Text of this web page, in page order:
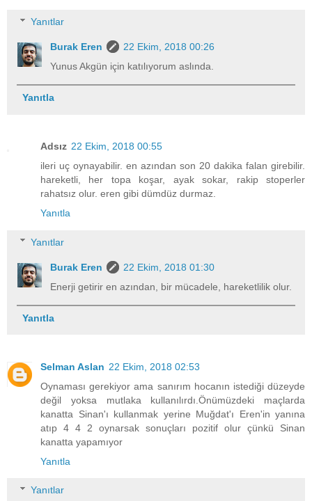
Yanıtlar
Burak Eren
22 Ekim, 2018 00:26
Yunus Akgün için katılıyorum aslında.
Yanıtla
Adsız 22 Ekim, 2018 00:55
ileri uç oynayabilir. en azından son 20 dakika falan girebilir.
hareketli, her topa koşar, ayak sokar, rakip stoperler
rahatsız olur. eren gibi dümdüz durmaz.
Yanıtla
Yanıtlar
Burak Eren
22 Ekim, 2018 01:30
Enerji getirir en azından, bir mücadele, hareketlilik olur.
Yanıtla
Selman Aslan 22 Ekim, 2018 02:53
Oynaması gerekiyor ama sanırım hocanın istediği düzeyde
değil yoksa mutlaka kullanılırdı.Önümüzdeki maçlarda
kanatta Sinan'ı kullanmak yerine Muğdat'ı Eren'in yanına
atıp 4 4 2 oynarsak sonuçları pozitif olur çünkü Sinan
kanatta yapamıyor
Yanıtla
Yanıtlar